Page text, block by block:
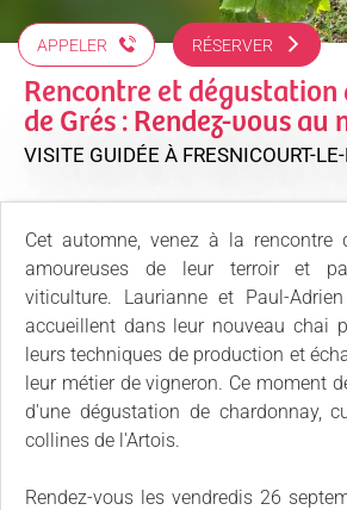
APPELER RÉSERVER
Rencontre et dégustation
de Grés : Rendez-vous au
VISITE GUIDÉE À FRESNICOURT-
Cet automne, venez à la rencontre
amoureuses de leur terroir et
viticulture. Laurianne et Paul-
accueillent dans leur nouveau chai
leurs techniques de production et
leur métier de vigneron. Ce moment
d'une dégustation de chardonnay,
collines de l'Artois.
Rendez-vous les vendredis 26